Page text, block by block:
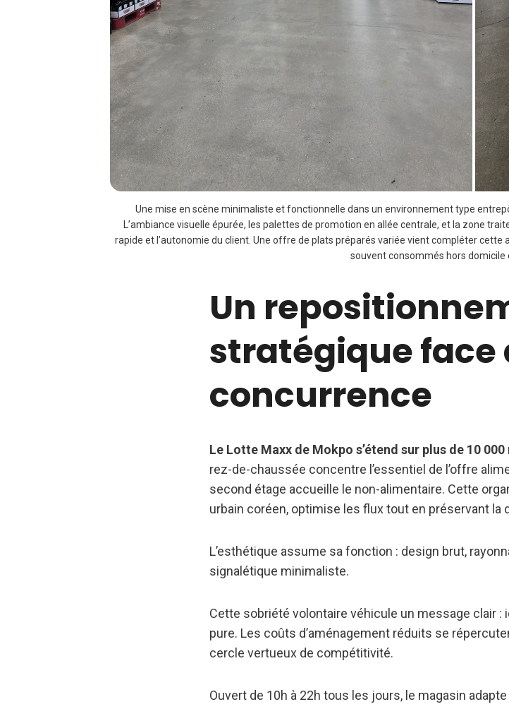
Une mise en scène minimaliste et fonctionnelle dans un environnement type
L’ambiance visuelle épurée, les palettes de promotion en allée centrale, et la zone
rapide et l’autonomie du client. Une offre de plats préparés variée vient compléter
souvent consommés hors domicile
Un
stratégique face
concurrence
Le Lotte Maxx de Mokpo s’étend sur plus de 10 000
rez-de-chaussée concentre l’essentiel de l’offre
second étage accueille le non-alimentaire. Cette
urbain coréen, optimise les flux tout en préservant la
L’esthétique assume sa fonction : design brut,
signalétique minimaliste.
Cette sobriété volontaire véhicule un message clair :
pure. Les coûts d’aménagement réduits se
cercle vertueux de compétitivité.
Ouvert de 10h à 22h tous les jours, le magasin